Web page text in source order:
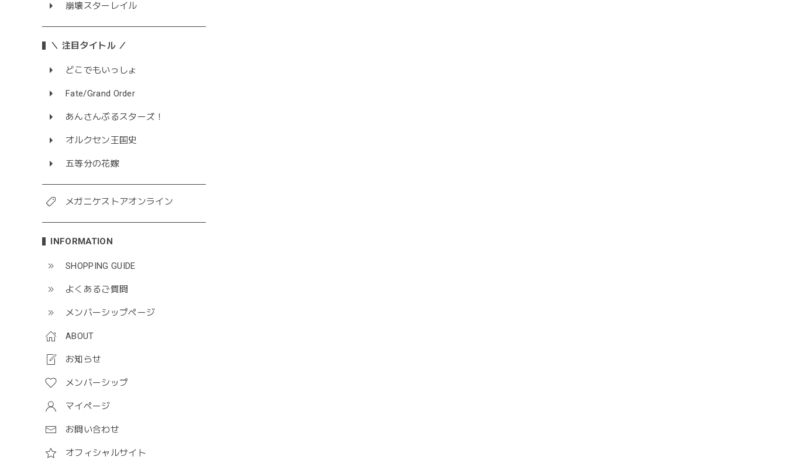
崩壊スターレイル
＼ 注目タイトル ／
どこでもいっしょ
Fate/Grand Order
あんさんぶるスターズ！
オルクセン王国史
五等分の花嫁
メガニケストアオンライン
INFORMATION
SHOPPING GUIDE
よくあるご質問
メンバーシップページ
ABOUT
お知らせ
メンバーシップ
マイページ
お問い合わせ
オフィシャルサイト